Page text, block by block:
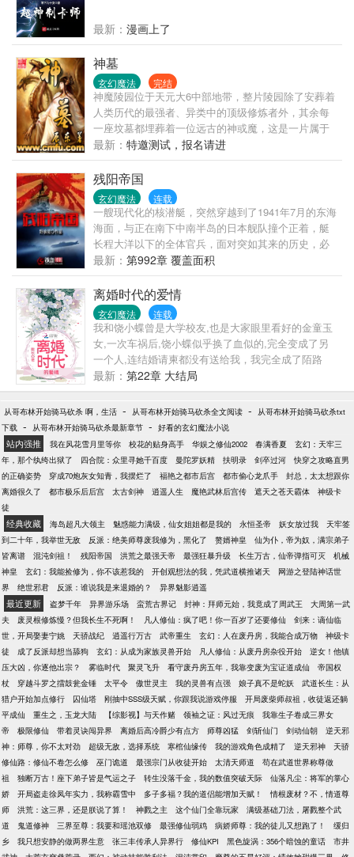
最新： 漫画上了
神墓
玄幻魔法 完结
神魔陵园位于天元大6中部地带，整片陵园除了安葬着
人类历代的最强者、异类中的顶级修炼者外，其余每
一座坟墓都埋葬着一位远古的神或魔，这是一片属于
神魔的安息之地。 一个平凡的青年死去万载岁月之
后，从远古神墓中复活而出，望着那如林的神魔墓
碑，他心中充满了震撼。 沧海桑田，万载岁月悠悠而
过，整个世界彻底改变了，原本有一海峡之隔的仙幻
大6和魔幻大6相连在了一起，道法与魔法并存，真气
与斗气同在，东方神龙与西方巨龙共舞…… 绝代佳
人，缠绵的爱情；恐怖绝地，玄异的惊险之旅；远古
遗闻，失落的传说；众神之秘，不灭的神之遗迹……
神秘的东方修道者、奇诡的西方魔法师、无敌的东方
武者、至强的西方龙战士，演绎出一曲惊心动魄的传
奇……
最新： 特邀测试，报名请进
残阳帝国
玄幻魔法 连载
一艘现代化的核潜艇，突然穿越到了1941年7月的东海
海面，与正在南下中南半岛的日本舰队撞个正着，艇
长程大洋以下的全体官兵，面对突如其来的历史，必
须做出正确的抉择。
最新： 第992章 覆盖面积
离婚时代的爱情
玄幻魔法 连载
我和饶小蝶曾是大学校友,也是大家眼里看好的金童玉
女,一次车祸后,饶小蝶似乎换了血似的,完全变成了另
一个人,连结婚请柬都没有送给我，我完全成了陌路
人。 好景不长，当路君遥告诉我饶小蝶当初嫁的是一
个二婚男人，而现在已经离婚时，我简直不敢相信这
一连串的事实。为了弄明白这一切的真相，我豁了出
去，费尽千辛，原来·······
最新： 第22章 大结局
从哥布林开始骑马砍杀 啊，生活 - 从哥布林开始骑马砍杀全文阅读 -
从哥布林开始骑马砍杀txt
下载 - 从哥布林开始骑马砍杀最新章节 - 好看的玄幻魔法小说
站内强推 我在风花雪月里等你 校花的贴身高手 华娱之修仙2002 春满香夏
玄幻：天牢三
年，那个纨绔出狱了
四合院：众里寻她千百度 曼陀罗妖精 扶明录 剑卒过河
快穿之攻略直男
的正确姿势
穿成70炮灰女知青，我摆烂了 福艳之都市后宫 都市偷心龙爪手
封总，太太想跟你
离婚很久了
都市极乐后后宫 太古剑神 逍遥人生 魔艳武林后宫传 遮天之苍天霸体
神级卡
徒
经典收藏 海岛超凡大领主 魅惑能力满级，仙女姐姐都是我的 永恒圣帝 妖女放过我
天牢签
到二十年，我举世无敌
反派：绝美师尊废我修为，黑化了 赘婿神皇
仙为仆，帝为奴，满宗弟子
皆离谱
混沌剑祖！ 残阳帝国 洪荒之最强天帝 最强狂暴升级 长生万古，仙帝弹指可灭
机械
神皇
玄幻：我能捡修为，你不该惹我的 开创观想法的我，凭武道横推诸天
网游之登陆神话世
界
绝世邪君 反派：谁说我是来退婚的？ 异界魅影逍遥
最近更新 盗梦千年 异界游乐场 蛮荒古界记 封神：拜师元始，我竟成了周武王
大周第一武
夫
废灵根修炼慢？但我长生不死啊！ 凡人修仙：疯了吧！你一百岁了还要修仙
剑来：谪仙临
世，开局娶妻宁姚
天骄战纪 逍遥行万古 武帝重生 玄幻：人在废丹房，我能合成万物
神级卡
徒
成了反派却想当舔狗 玄幻：从成为家族灵兽开始 凡人修仙：从废丹房杂役开始
逆女！他镇
压大凶，你逐他出宗？
雾临时代 聚灵飞升 看守废丹房五年，我靠变废为宝证道成仙
帝国权
杖
穿越斗罗之擂鼓瓮金锤 太平令 傲世灵主 我的灵兽有点强 娘子真不是蛇妖
武道长生：从
猎户开始加点修行
囚仙塔 刚抽中SSS级天赋，你跟我说游戏停服
开局废柴师叔祖，收徒返还躺
平成仙
重生之，玉龙大陆 【综影视】与天作赌 领袖之证：风过无痕
我靠生子卷成三界女
帝
极限修仙 带着灵诀闯异界 离婚后高冷爵少有点方 师尊凶猛 剑斩仙门 剑动仙朝
逆天邪
神：师尊，你不太对劲
超级无敌，选择系统 寒棺仙缘传 我的游戏角色成精了 逆天邪神
天骄
修仙路：修仙不卷怎么修
巫门诡道 最强宗门从收徒开始 太清天师道
苟在武道世界称尊做
祖
独断万古！座下弟子皆是气运之子 转生没落千金，我的数值突破天际
仙落凡尘：将军的掌心
娇
开局盗走徐凤年实力，我称霸雪中 多子多福？我的道侣能增加天赋！
情根废材？不，情道尊
师
洪荒：这三界，还是朕说了算！ 神戮之主 这个仙门全靠玩家
满级基础刀法，屠戮整个武
道
鬼道修神 三界至尊：我要和瑶池双修 最强修仙弱鸡 病娇师尊：我的徒儿又想跑了！
缓归
乡
我只想安静的做两界生意 张三丰传承人异界行 修仙KPI 黑色旋涡：356个暗蚀的童话
市井